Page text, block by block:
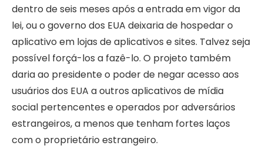
dentro de seis meses após a entrada em vigor da
lei, ou o governo dos EUA deixaria de hospedar o
aplicativo em lojas de aplicativos e sites. Talvez seja
possível forçá-los a fazê-lo. O projeto também
daria ao presidente o poder de negar acesso aos
usuários dos EUA a outros aplicativos de mídia
social pertencentes e operados por adversários
estrangeiros, a menos que tenham fortes laços
com o proprietário estrangeiro.